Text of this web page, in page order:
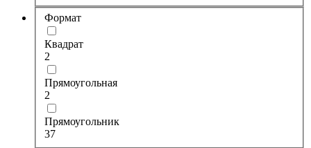
Формат
Квадрат
2
Прямоугольная
2
Прямоугольник
37